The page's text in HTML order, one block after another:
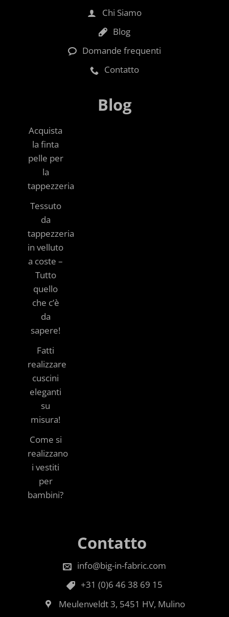
Chi Siamo
Blog
Domande frequenti
Contatto
Blog
Acquista
la finta
pelle per
la
tappezzeria
Tessuto
da
tappezzeria
in velluto
a coste –
Tutto
quello
che c’è
da
sapere!
Fatti
realizzare
cuscini
eleganti
su
misura!
Come si
realizzano
i vestiti
per
bambini?
Contatto
info@big-in-fabric.com
+31 (0)6 46 38 69 15
Meulenveldt 3, 5451 HV, Mulino